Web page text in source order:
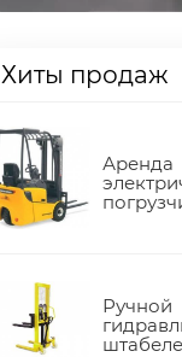
Хиты продаж
Аренда
Ручной